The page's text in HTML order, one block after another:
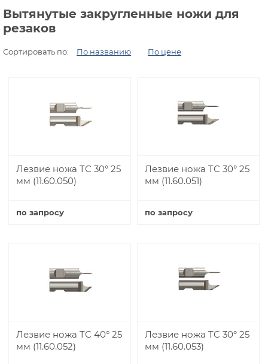
Вытянутые закругленные ножи для
резаков
Сортировать по: По названию По цене
Лезвие ножа TC 30° 25
мм (11.60.050)
по запросу
Лезвие ножа TC 30° 25
мм (11.60.051)
по запросу
Лезвие ножа TC 40° 25
мм (11.60.052)
Лезвие ножа TC 30° 25
мм (11.60.053)